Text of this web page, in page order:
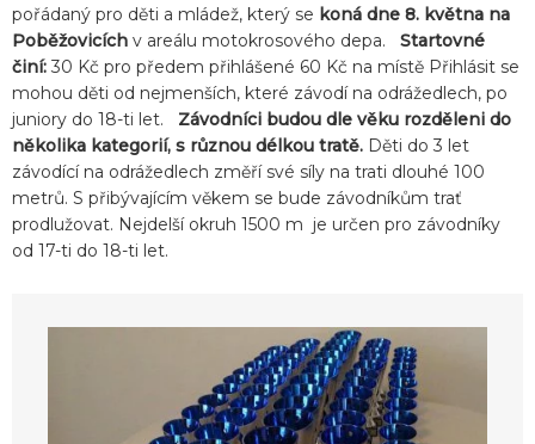
pořádaný pro děti a mládež, který se koná dne 8. května na
Poběžovicích v areálu motokrosového depa. Startovné
činí: 30 Kč pro předem přihlášené 60 Kč na místě Přihlásit se
mohou děti od nejmenších, které závodí na odrážedlech, po
juniory do 18-ti let. Závodníci budou dle věku rozděleni do
několika kategorií, s různou délkou tratě. Děti do 3 let
závodící na odrážedlech změří své síly na trati dlouhé 100
metrů. S přibývajícím věkem se bude závodníkům trať
prodlužovat. Nejdelší okruh 1500 m je určen pro závodníky
od 17-ti do 18-ti let.